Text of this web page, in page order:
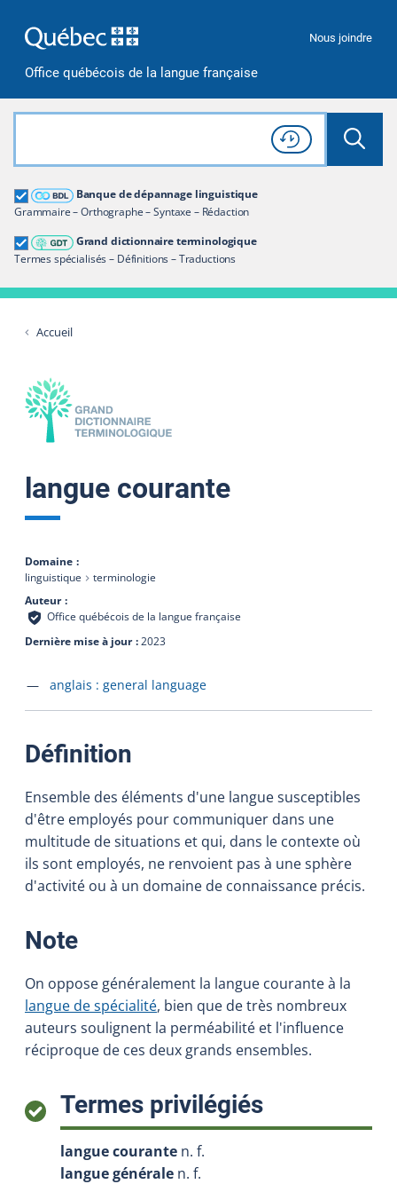
Office québécois de la langue française
Nous joindre
Rechercher dans tout le site
Lancer
Consulter l'
Historique
de recherche
Banque de dépannage linguistique
Grammaire – Orthographe – Syntaxe – Rédaction
Grand dictionnaire terminologique
Termes spécialisés – Définitions – Traductions
Grand dictionnaire terminologique
Restreindre aux termes
Accueil
langue courante
Domaine
linguistique
terminologie
Auteur
Office québécois de la langue française
Dernière mise à jour 2023
Accéder à la fiche en
anglais : general language
Définition
Ensemble des éléments d'une langue susceptibles
d'être employés pour communiquer dans une
multitude de situations et qui, dans le contexte où
ils sont employés, ne renvoient pas à une sphère
d'activité ou à un domaine de connaissance précis.
Note:
On oppose généralement la langue courante à la
langue de spécialité, bien que de très nombreux
auteurs soulignent la perméabilité et l'influence
réciproque de ces deux grands ensembles.
Termes privilégiés:
langue courante n. f.
langue générale n. f.